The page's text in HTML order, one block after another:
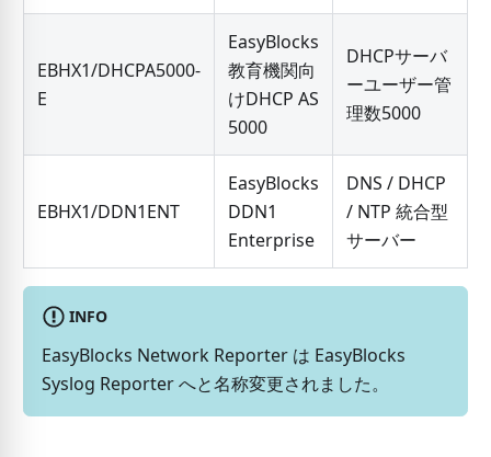
EBHX1/DHCPA5000-
E
EasyBlocks
教育機関向
けDHCP AS
5000
DHCPサーバ
ーユーザー管
理数5000
EBHX1/DDN1ENT
EasyBlocks
DDN1
Enterprise
DNS / DHCP
/ NTP 統合型
サーバー
INFO
EasyBlocks Network Reporter は EasyBlocks
Syslog Reporter へと名称変更されました。